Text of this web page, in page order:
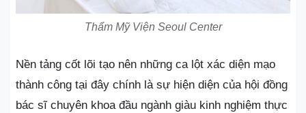
Thẩm Mỹ Viện Seoul Center
Nền tảng cốt lõi tạo nên những ca lột xác diện mạo
thành công tại đây chính là sự hiện diện của hội đồng
bác sĩ chuyên khoa đầu ngành giàu kinh nghiệm thực